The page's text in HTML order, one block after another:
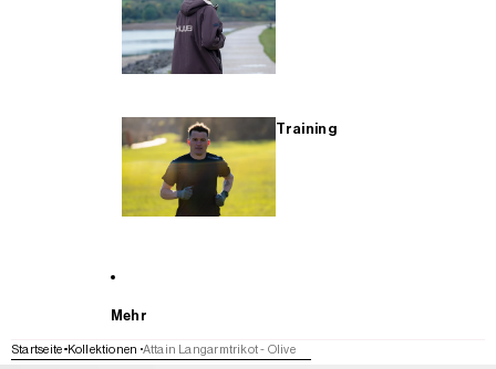
Training
Mehr
Startseite Kollektionen Attain Langarmtrikot - Olive
WEITER ZU DEN PRODUKTINFORMATIONEN